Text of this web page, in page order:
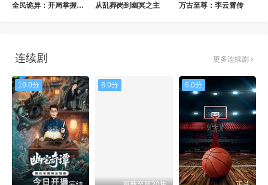
全民诡异：开局掌握零元购·动态漫画 从乱葬岗到幽冥之主 万古至尊：李云霄传
连续剧 更多连续剧
10.0分 8.0分 6.0分